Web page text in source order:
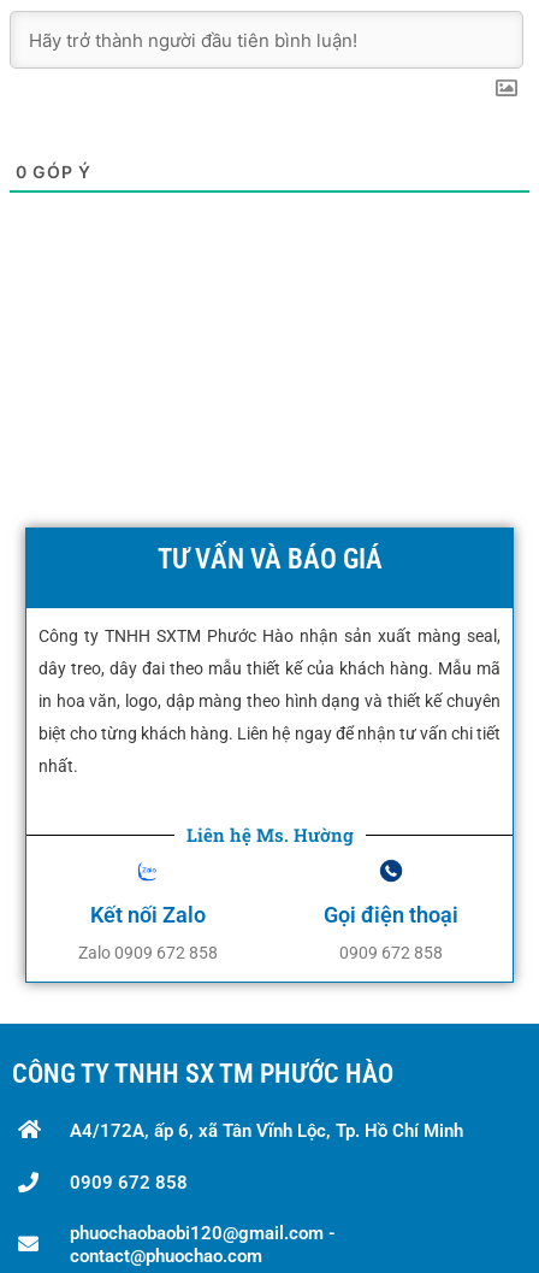
0 GÓP Ý
TƯ VẤN VÀ BÁO GIÁ
Công ty TNHH SXTM Phước Hào nhận sản xuất màng seal,
dây treo, dây đai theo mẫu thiết kế của khách hàng. Mẫu mã
in hoa văn, logo, dập màng theo hình dạng và thiết kế chuyên
biệt cho từng khách hàng. Liên hệ ngay để nhận tư vấn chi tiết
nhất.
Liên hệ Ms. Hường
Kết nối Zalo
Zalo 0909 672 858
Gọi điện thoại
0909 672 858
CÔNG TY TNHH SX TM PHƯỚC HÀO
A4/172A, ấp 6, xã Tân Vĩnh Lộc, Tp. Hồ Chí Minh
0909 672 858
phuochaobaobi120@gmail.com -
contact@phuochao.com